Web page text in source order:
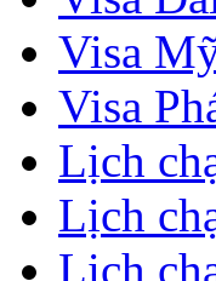
Visa
Visa
Lịch
Lịch
Lịch